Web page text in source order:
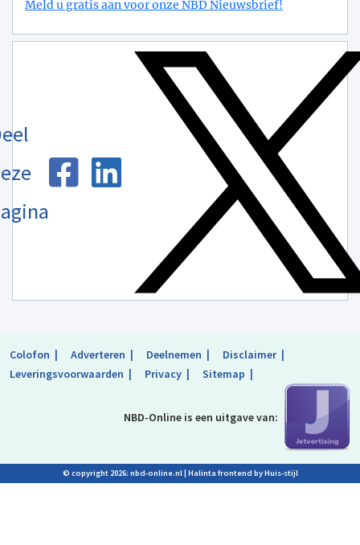
Meld u gratis aan voor onze NBD Nieuwsbrief!
Colofon Adverteren Deelnemen
Disclaimer
Leveringsvoorwaarden
Privacy Sitemap
NBD-Online is een uitgave van:
© copyright 2026: nbd-online.nl | Halinta frontend by Huis-stijl